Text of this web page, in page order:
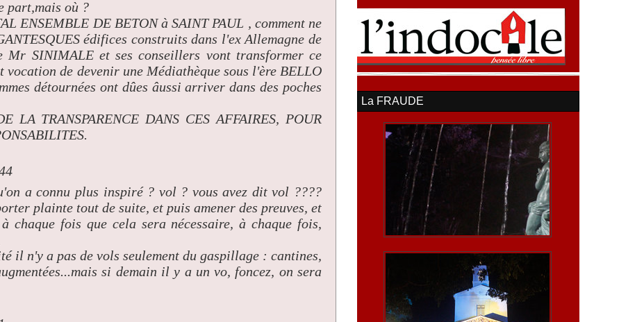
part,mais où ?
ENSEMBLE DE BETON à SAINT PAUL , comment ne
édifices construits dans l'ex Allemagne de
Mr SINIMALE et ses conseillers vont transformer ce
vocation de devenir une Médiathèque sous l'ère BELLO
détournées ont dûes âussi arriver dans des poches
LA TRANSPARENCE DANS CES AFFAIRES, POUR
a connu plus inspiré ? vol ? vous avez dit vol ????
plainte tout de suite, et puis amener des preuves, et
chaque fois que cela sera nécessaire, à chaque fois,
il n'y a pas de vols seulement du gaspillage : cantines,
si demain il y a un vo, foncez, on sera
La FRAUDE